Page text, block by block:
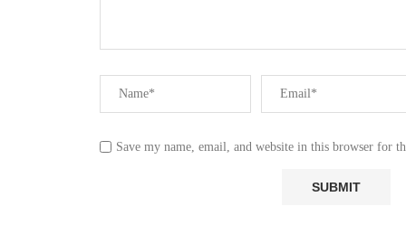
Save my name, email, and website in this browser for